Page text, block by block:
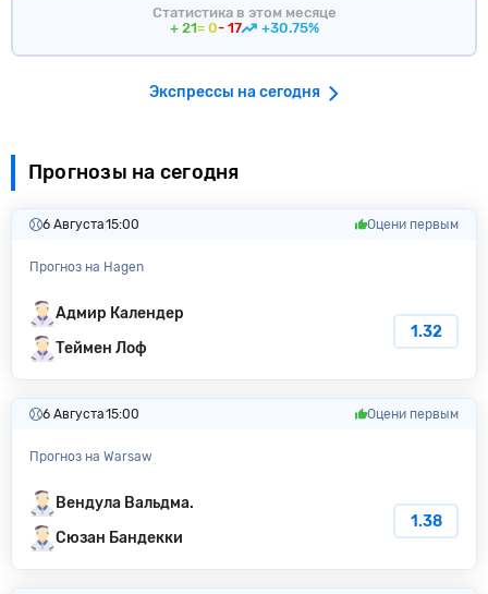
Статистика в этом месяце
+ 21= 0- 17 +30.75%
Экспрессы на сегодня
Прогнозы на сегодня
6 Августа15:00 Оцени первым
Прогноз на Hagen
Адмир Календер
Теймен Лоф
1.32
6 Августа15:00 Оцени первым
Прогноз на Warsaw
Вендула Вальдма.
Сюзан Бандекки
1.38